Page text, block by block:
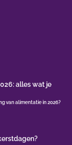
alles wat je
van alimentatie in 2026?